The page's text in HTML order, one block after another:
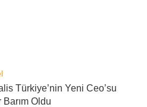
Türkiye’nin Yeni Ceo’su
Barım Oldu